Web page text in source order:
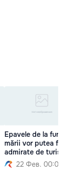
Epavele de la
mării vor putea fi
admirate de turiști
22 Фев. 00:00